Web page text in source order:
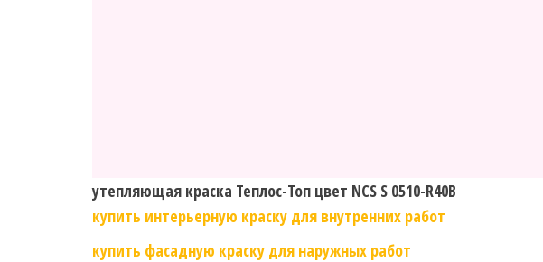
утепляющая краска Теплос-Топ цвет NCS S 0510-R40B
купить интерьерную краску для внутренних работ
купить фасадную краску для наружных работ